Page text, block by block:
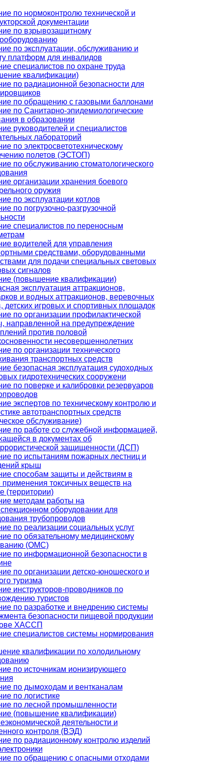
по нормоконтролю технической и
документации
по взрывозащитному
по эксплуатации, обслуживанию и
платформ для инвалидов
специалистов по охране труда
квалификации)
по радиационной безопасности для
по обращению с газовыми баллонами
по Санитарно-эпидемиологические
в образовании
руководителей и специалистов
лабораторий
по электросветотехническому
полетов (ЭСТОП)
по обслуживанию стоматологического
организации хранения боевого
оружия
по эксплуатации котлов
по погрузочно-разгрузочной
специалистов по переносным
водителей для управления
средствами, оборудованными
для подачи специальных световых
сигналов
(повышение квалификации)
эксплуатация аттракционов,
и водных аттракционов, веревочных
детских игровых и спортивных площадок
по организации профилактической
направленной на предупреждение
против половой
несовершеннолетних
по организации технического
транспортных средств
безопасная эксплуатация судоходных
гидротехнических сооружени
по поверке и калибровки резервуаров
экспертов по техническому контролю и
автотранспортных средств
обслуживание)
по работе со служебной информацией,
в документах об
защищенности (ДСП)
по испытаниям пожарных лестниц и
крыш
способам защиты и действиям в
применения токсичных веществ на
(территории)
методам работы на
оборудовании для
трубопроводов
по реализации социальных услуг
по обязательному медицинскому
(ОМС)
по информационной безопасности в
по организации детско-юношеского и
туризма
инструкторов-проводников по
туристов
по разработке и внедрению системы
безопасности пищевой продукции
ХАССП
специалистов системы нормирования
квалификации по холодильному
по источникам ионизирующего
по дымоходам и вентканалам
по логистике
по лесной промышленности
(повышение квалификации)
деятельности и
контроля (ВЭД)
по радиационному контролю изделий
по обращению с опасными отходами